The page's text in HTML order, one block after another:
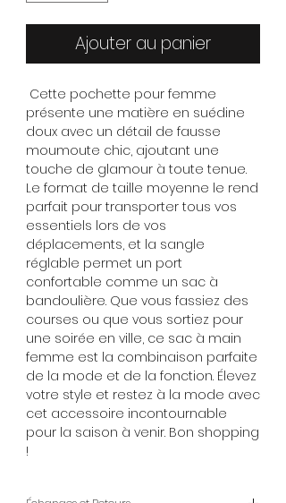
Ajouter au panier
Cette pochette pour femme
présente une matière en suédine
doux avec un détail de fausse
moumoute chic, ajoutant une
touche de glamour à toute tenue.
Le format de taille moyenne le rend
parfait pour transporter tous vos
essentiels lors de vos
déplacements, et la sangle
réglable permet un port
confortable comme un sac à
bandoulière. Que vous fassiez des
courses ou que vous sortiez pour
une soirée en ville, ce sac à main
femme est la combinaison parfaite
de la mode et de la fonction. Élevez
votre style et restez à la mode avec
cet accessoire incontournable
pour la saison à venir. Bon shopping
!